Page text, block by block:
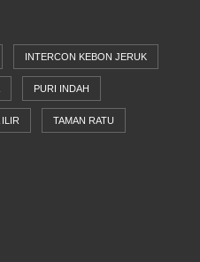
INTERCON KEBON JERUK
PURI INDAH
ILIR TAMAN RATU